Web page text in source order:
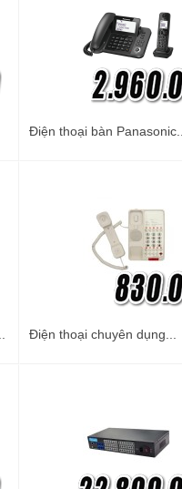
Điện thoại bàn Panasonic...
Điện thoại chuyên dụng...